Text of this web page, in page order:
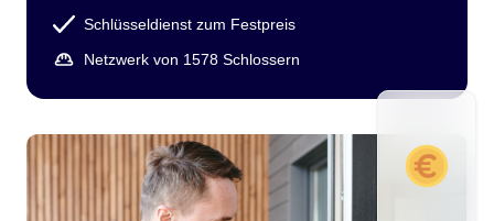
Schlüsseldienst zum Festpreis
Netzwerk von 1578 Schlossern